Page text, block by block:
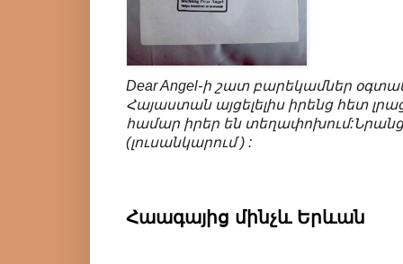
Dear Angel-ի շատ բարեկամներ
Հայաստան այցելելիս իրենց հետ
համար իրեր են
(լուսանկարում ) :
Հաագայից մինչև Երևան